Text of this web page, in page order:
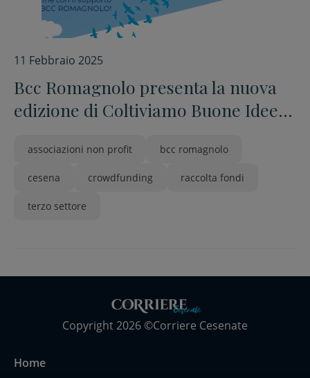
11 Febbraio 2025
Bcc Romagnolo presenta la nuova
edizione di Coltiviamo Buone Idee,
associazioni non profit bcc romagnolo
cesena crowdfunding raccolta fondi
terzo settore
Copyright 2026 ©Corriere Cesenate
Home